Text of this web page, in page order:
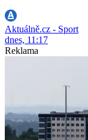
Aktuálně.cz - Sport
dnes, 11:17
Reklama